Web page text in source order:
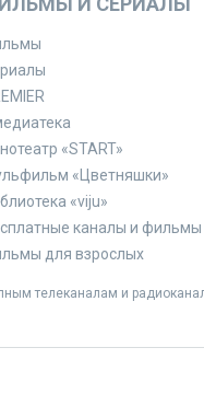
«START»
«Цветняшки»
«viju»
каналы и фильмы
для взрослых
телеканалам и